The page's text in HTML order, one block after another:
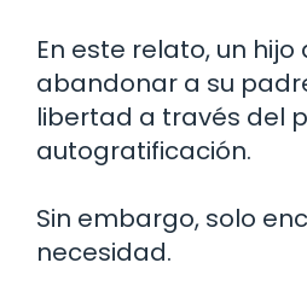
En este relato, un hijo
abandonar a su
libertad a través del
autogratificación.
Sin embargo, solo
necesidad.